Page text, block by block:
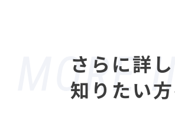
さらに詳し
知りたい